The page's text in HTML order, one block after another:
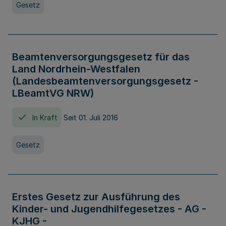
Gesetz
Beamtenversorgungsgesetz für das
Land Nordrhein-Westfalen
(Landesbeamtenversorgungsgesetz -
LBeamtVG NRW)
In Kraft Seit 01. Juli 2016
Gesetz
Erstes Gesetz zur Ausführung des
Kinder- und Jugendhilfegesetzes - AG -
KJHG -